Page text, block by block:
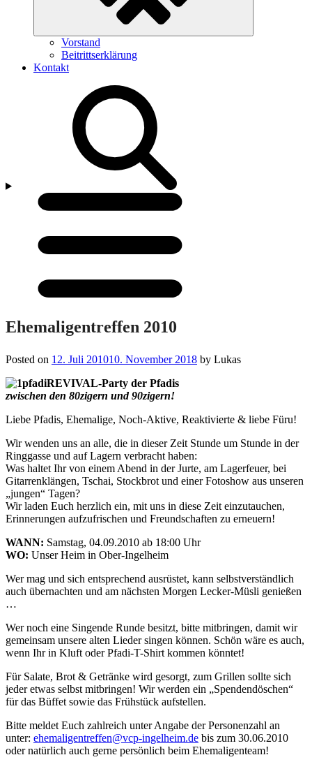
Untermenü
Vorstand
Beitrittserklärung
Kontakt
Ehemaligentreffen 2010
Posted on 12. Juli 201010. November 2018 by Lukas
REVIVAL-Party der Pfadis
zwischen den 80zigern und 90zigern!
Liebe Pfadis, Ehemalige, Noch-Aktive, Reaktivierte & liebe Füru!
Wir wenden uns an alle, die in dieser Zeit Stunde um Stunde in der
Ringgasse und auf Lagern verbracht haben:
Was haltet Ihr von einem Abend in der Jurte, am Lagerfeuer, bei
Gitarrenklängen, Tschai, Stockbrot und einer Fotoshow aus unseren
„jungen“ Tagen?
Wir laden Euch herzlich ein, mit uns in diese Zeit einzutauchen,
Erinnerungen aufzufrischen und Freundschaften zu erneuern!
WANN: Samstag, 04.09.2010 ab 18:00 Uhr
WO: Unser Heim in Ober-Ingelheim
Wer mag und sich entsprechend ausrüstet, kann selbstverständlich
auch übernachten und am nächsten Morgen Lecker-Müsli genießen
…
Wer noch eine Singende Runde besitzt, bitte mitbringen, damit wir
gemeinsam unsere alten Lieder singen können. Schön wäre es auch,
wenn Ihr in Kluft oder Pfadi-T-Shirt kommen könntet!
Für Salate, Brot & Getränke wird gesorgt, zum Grillen sollte sich
jeder etwas selbst mitbringen! Wir werden ein „Spendendöschen“
für das Büffet sowie das Frühstück aufstellen.
Bitte meldet Euch zahlreich unter Angabe der Personenzahl an
unter: ehemaligentreffen@vcp-ingelheim.de bis zum 30.06.2010
oder natürlich auch gerne persönlich beim Ehemaligenteam!